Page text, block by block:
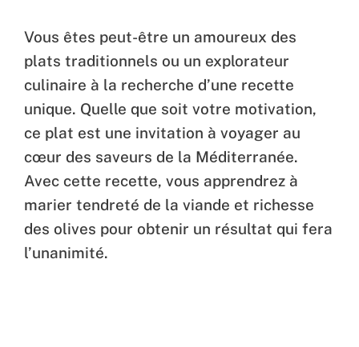
Vous êtes peut-être un amoureux des
plats traditionnels ou un explorateur
culinaire à la recherche d’une recette
unique. Quelle que soit votre motivation,
ce plat est une invitation à voyager au
cœur des saveurs de la Méditerranée.
Avec cette recette, vous apprendrez à
marier tendreté de la viande et richesse
des olives pour obtenir un résultat qui fera
l’unanimité.